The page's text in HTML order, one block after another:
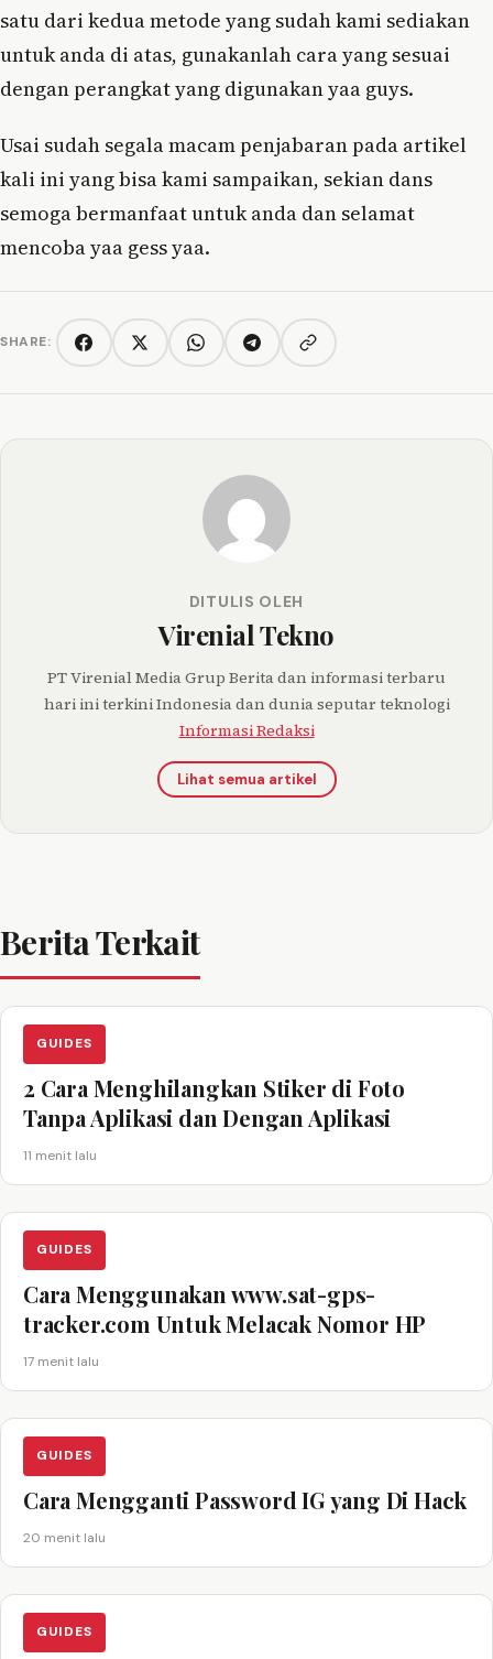
satu dari kedua metode yang sudah kami sediakan
untuk anda di atas, gunakanlah cara yang sesuai
dengan perangkat yang digunakan yaa guys.
Usai sudah segala macam penjabaran pada artikel
kali ini yang bisa kami sampaikan, sekian dans
semoga bermanfaat untuk anda dan selamat
mencoba yaa gess yaa.
SHARE: FacebookTwitter/XWhatsAppTelegramCopy link
DITULIS OLEH
Virenial Tekno
PT Virenial Media Grup Berita dan informasi terbaru
hari ini terkini Indonesia dan dunia seputar teknologi
Informasi Redaksi
Lihat semua artikel
Berita Terkait
GUIDES
2 Cara Menghilangkan Stiker di Foto
Tanpa Aplikasi dan Dengan Aplikasi
11 menit lalu
GUIDES
Cara Menggunakan www.sat-gps-
tracker.com Untuk Melacak Nomor HP
17 menit lalu
GUIDES
Cara Mengganti Password IG yang Di Hack
20 menit lalu
GUIDES